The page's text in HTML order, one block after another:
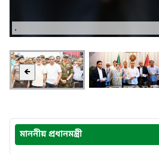
.
🡸
মাননীয় প্রধানমন্ত্রী